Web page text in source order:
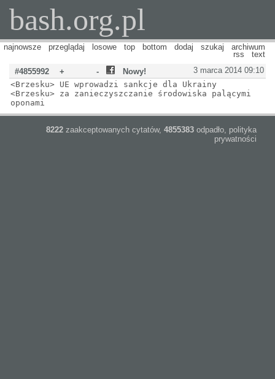
bash.org.pl
najnowsze przeglądaj losowe top bottom dodaj szukaj
archiwum
rss
text
3 marca 2014 09:10
#4855992 + -
Nowy!
<Brzesku> UE wprowadzi sankcje dla Ukrainy
<Brzesku> za zanieczyszczanie środowiska palącymi
oponami
8222 zaakceptowanych cytatów, 4855383 odpadło, polityka
prywatności